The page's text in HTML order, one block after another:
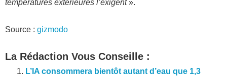
températures extérieures l’exigent».
Source : gizmodo
La Rédaction Vous Conseille :
L’IA consommera bientôt autant d’eau que 1,3